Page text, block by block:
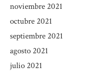
noviembre 2021
octubre 2021
septiembre 2021
agosto 2021
julio 2021